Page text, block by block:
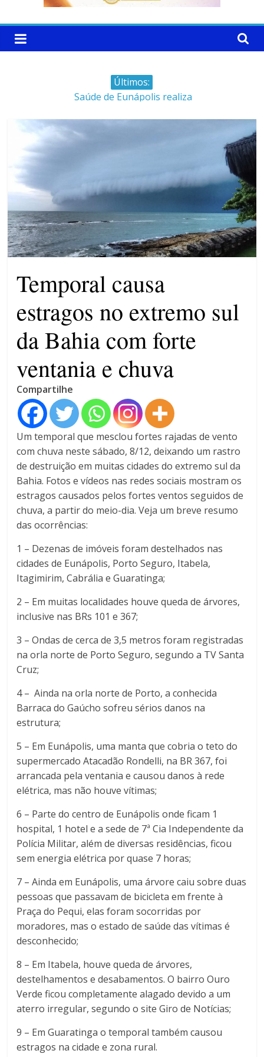
Últimos:
Saúde de Eunápolis realiza
Dourado e Lilás
Faltam 10 dias para a
campanha começar pra valer
Ministro do STJ perde o cargo
por assédio sexual
Patrimônio de Neto Carletto
aumentou cerca de 5.600% em
Temporal causa
estragos no extremo sul
da Bahia com forte
ventania e chuva
Compartilhe
Um temporal que mesclou fortes rajadas de vento
com chuva neste sábado, 8/12, deixando um rastro
de destruição em muitas cidades do extremo sul da
Bahia. Fotos e vídeos nas redes sociais mostram os
estragos causados pelos fortes ventos seguidos de
chuva, a partir do meio-dia. Veja um breve resumo
das ocorrências:
1 – Dezenas de imóveis foram destelhados nas
cidades de Eunápolis, Porto Seguro, Itabela,
Itagimirim, Cabrália e Guaratinga;
2 – Em muitas localidades houve queda de árvores,
inclusive nas BRs 101 e 367;
3 – Ondas de cerca de 3,5 metros foram registradas
na orla norte de Porto Seguro, segundo a TV Santa
Cruz;
4 – Ainda na orla norte de Porto, a conhecida
Barraca do Gaúcho sofreu sérios danos na
estrutura;
5 – Em Eunápolis, uma manta que cobria o teto do
supermercado Atacadão Rondelli, na BR 367, foi
arrancada pela ventania e causou danos à rede
elétrica, mas não houve vítimas;
6 – Parte do centro de Eunápolis onde ficam 1
hospital, 1 hotel e a sede de 7ª Cia Independente da
Polícia Militar, além de diversas residências, ficou
sem energia elétrica por quase 7 horas;
7 – Ainda em Eunápolis, uma árvore caiu sobre duas
pessoas que passavam de bicicleta em frente à
Praça do Pequi, elas foram socorridas por
moradores, mas o estado de saúde das vítimas é
desconhecido;
8 – Em Itabela, houve queda de árvores,
destelhamentos e desabamentos. O bairro Ouro
Verde ficou completamente alagado devido a um
aterro irregular, segundo o site Giro de Notícias;
9 – Em Guaratinga o temporal também causou
estragos na cidade e zona rural.